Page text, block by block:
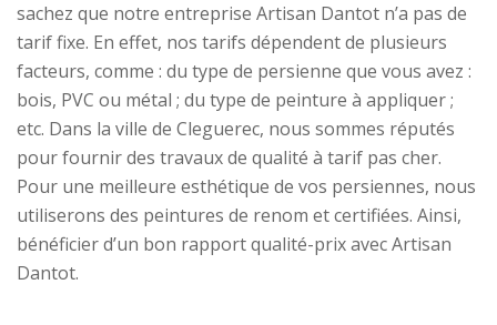
sachez que notre entreprise Artisan Dantot n’a pas de
tarif fixe. En effet, nos tarifs dépendent de plusieurs
facteurs, comme : du type de persienne que vous avez :
bois, PVC ou métal ; du type de peinture à appliquer ;
etc. Dans la ville de Cleguerec, nous sommes réputés
pour fournir des travaux de qualité à tarif pas cher.
Pour une meilleure esthétique de vos persiennes, nous
utiliserons des peintures de renom et certifiées. Ainsi,
bénéficier d’un bon rapport qualité-prix avec Artisan
Dantot.